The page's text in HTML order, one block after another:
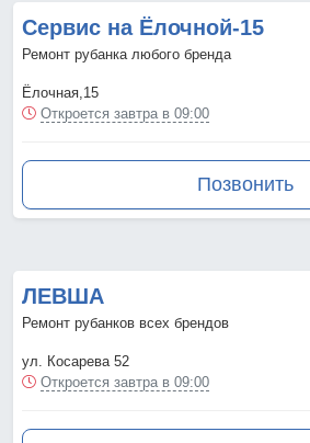
Сервис на Ёлочной-15
Ремонт рубанка любого бренда
Ёлочная,15
Откроется завтра в 09:00
Позвонить
ЛЕВША
Ремонт рубанков всех брендов
ул. Косарева 52
Откроется завтра в 09:00